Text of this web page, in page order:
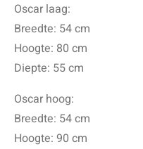
Oscar laag:
Breedte: 54 cm
Hoogte: 80 cm
Diepte: 55 cm
Oscar hoog:
Breedte: 54 cm
Hoogte: 90 cm